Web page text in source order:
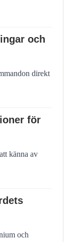
och
direkt
för
känna av
och